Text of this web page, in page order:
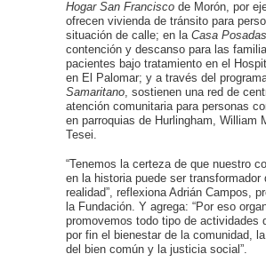
Hogar San Francisco de Morón, por
ofrecen vivienda de tránsito para
situación de calle; en la Casa Posadas
contención y descanso para las
pacientes bajo tratamiento en el
en El Palomar; y a través del
Samaritano , sostienen una red de
atención comunitaria para personas
en parroquias de Hurlingham, William
Tesei.
“Tenemos la certeza de que nuestro
en la historia puede ser transformador
realidad”, reflexiona Adrián Campos,
la Fundación. Y agrega: “Por eso
promovemos todo tipo de actividades
por fin el bienestar de la comunidad,
del bien común y la justicia social”.